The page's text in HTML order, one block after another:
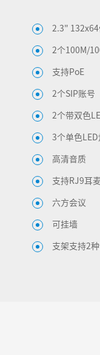
2.3"
2个100M/
支持PoE
2个SIP账号
2个带双色
3个单色
高清音质
支持RJ9耳
六方会议
可挂墙
支架支持2